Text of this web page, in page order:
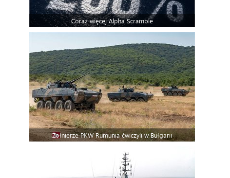
Coraz więcej Alpha Scramble
Żołnierze PKW Rumunia ćwiczyli w Bułgarii